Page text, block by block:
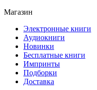
Магазин
Электронные книги
Аудиокниги
Новинки
Бесплатные книги
Импринты
Подборки
Доставка